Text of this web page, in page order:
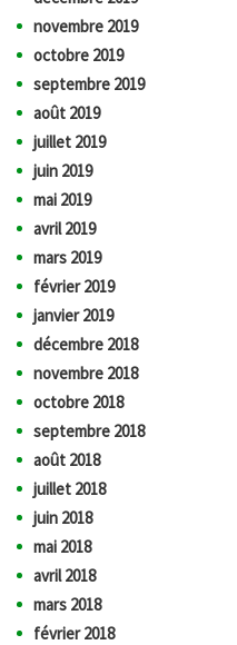
novembre 2019
octobre 2019
septembre 2019
août 2019
juillet 2019
juin 2019
mai 2019
avril 2019
mars 2019
février 2019
janvier 2019
décembre 2018
novembre 2018
octobre 2018
septembre 2018
août 2018
juillet 2018
juin 2018
mai 2018
avril 2018
mars 2018
février 2018